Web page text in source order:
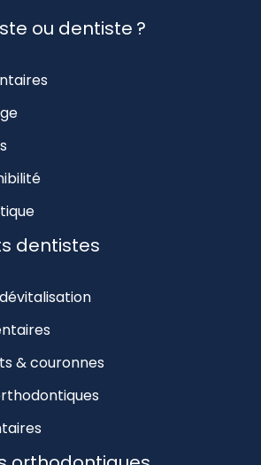
ou dentiste ?
dentistes
& couronnes